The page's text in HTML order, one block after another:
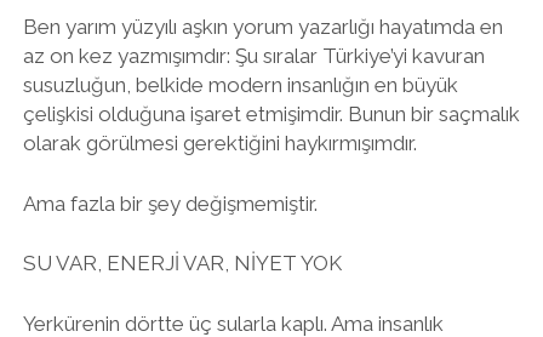
Ben yarım yüzyılı aşkın yorum yazarlığı hayatımda en
az on kez yazmışımdır: Şu sıralar Türkiye’yi kavuran
susuzluğun, belkide modern insanlığın en büyük
çelişkisi olduğuna işaret etmişimdir. Bunun bir saçmalık
olarak görülmesi gerektiğini haykırmışımdır.
Ama fazla bir şey değişmemiştir.
SU VAR, ENERJİ VAR, NİYET YOK
Yerkürenin dörtte üç sularla kaplı. Ama insanlık